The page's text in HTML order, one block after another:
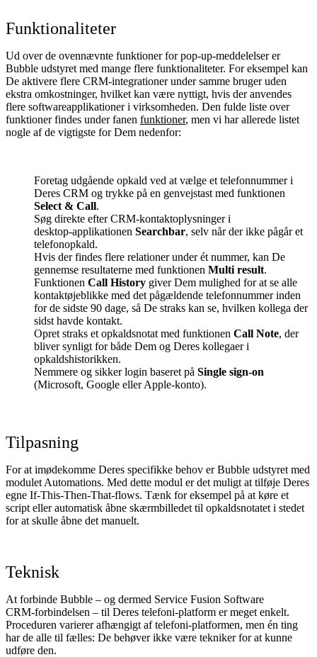
Funktionaliteter
Ud over de ovennævnte funktioner for pop‑up‑meddelelser er
Bubble udstyret med mange flere funktionaliteter. For eksempel kan
De aktivere flere CRM‑integrationer under samme bruger uden
ekstra omkostninger, hvilket kan være nyttigt, hvis der anvendes
flere softwareapplikationer i virksomheden. Den fulde liste over
funktioner findes under fanen funktioner, men vi har allerede listet
nogle af de vigtigste for Dem nedenfor:
Foretag udgående opkald ved at vælge et telefonnummer i
Deres CRM og trykke på en genvejstast med funktionen
Select & Call.
Søg direkte efter CRM‑kontaktoplysninger i
desktop‑applikationen Searchbar, selv når der ikke pågår et
telefonopkald.
Hvis der findes flere relationer under ét nummer, kan De
gennemse resultaterne med funktionen Multi result.
Funktionen Call History giver Dem mulighed for at se alle
kontaktøjeblikke med det pågældende telefonnummer inden
for de sidste 90 dage, så De straks kan se, hvilken kollega der
sidst havde kontakt.
Opret straks et opkaldsnotat med funktionen Call Note, der
bliver synligt for både Dem og Deres kollegaer i
opkaldshistorikken.
Nemmere og sikker login baseret på Single sign‑on
(Microsoft, Google eller Apple‑konto).
Tilpasning
For at imødekomme Deres specifikke behov er Bubble udstyret med
modulet Automations. Med dette modul er det muligt at tilføje Deres
egne If‑This‑Then‑That‑flows. Tænk for eksempel på at køre et
script eller automatisk åbne skærmbilledet til opkaldsnotatet i stedet
for at skulle åbne det manuelt.
Teknisk
At forbinde Bubble – og dermed Service Fusion Software
CRM‑forbindelsen – til Deres telefoni‑platform er meget enkelt.
Proceduren varierer afhængigt af telefoni‑platformen, men én ting
har de alle til fælles: De behøver ikke være tekniker for at kunne
udføre den.